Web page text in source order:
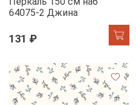
64075-2 Джина
131 ₽